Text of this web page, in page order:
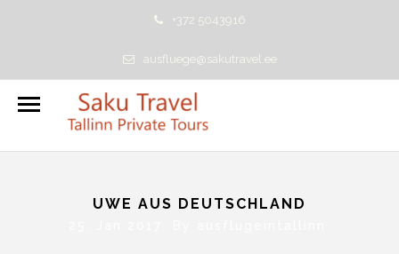
+372 5043916
ausfluege@sakutravel.ee
UWE AUS DEUTSCHLAND